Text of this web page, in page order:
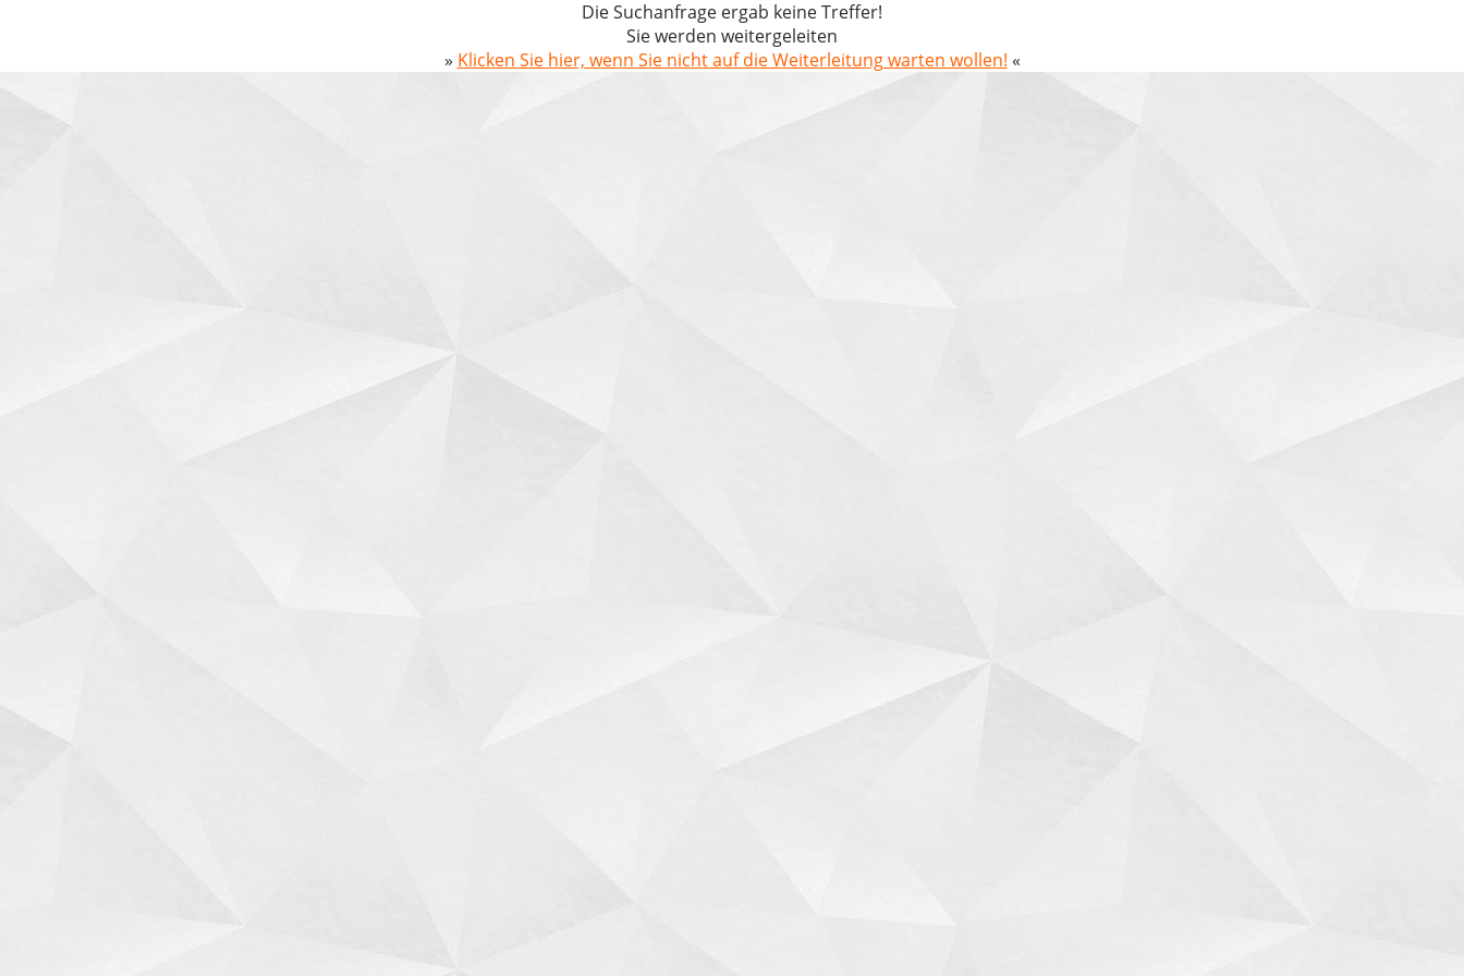
Die Suchanfrage ergab keine Treffer!
Sie werden weitergeleiten
» Klicken Sie hier, wenn Sie nicht auf die Weiterleitung warten wollen! «